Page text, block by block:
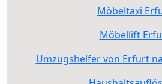
Möbeltaxi
Möbellift
Umzugshelfer von Erfurt